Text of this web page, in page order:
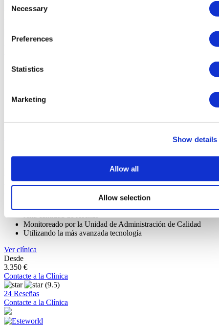
Selection
Necessary
Preferences
Statistics
Marketing
Show details
Allow all
Allow selection
(9.4)
Estambul, Turquia
El hospital privado más grande de Estambul
37 Reseñas
Esmirna, Turquia
Monitoreado por la Unidad de Administración de Calidad
Utilizando la más avanzada tecnología
Ver clínica
Desde
3.350 €
Contacte a la Clínica
(9.5)
24 Reseñas
Contacte a la Clínica